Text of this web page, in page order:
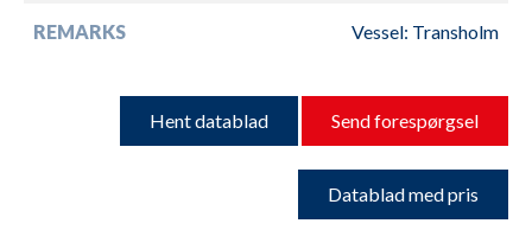
REMARKS Vessel: Transholm
Hent datablad Send forespørgsel
Datablad med pris